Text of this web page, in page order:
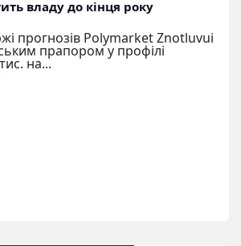
владу до кінця року
прогнозів Polymarket Znotluvui
прапором у профілі
на...